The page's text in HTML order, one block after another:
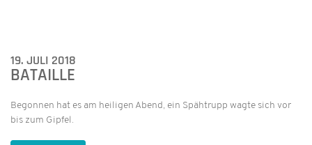
19. JULI 2018
BATAILLE
Begonnen hat es am heiligen Abend, ein Spähtrupp wagte sich vor
bis zum Gipfel.